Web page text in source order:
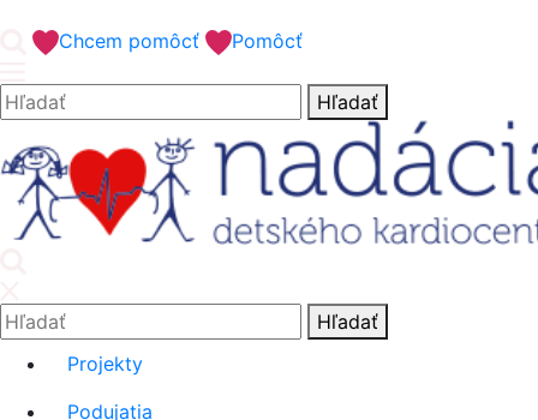
'.__('Search').'Chcem pomôcť Pomôcť
Hľadať: Hľadať
Hľadať:
Hľadať
Projekty
Podujatia